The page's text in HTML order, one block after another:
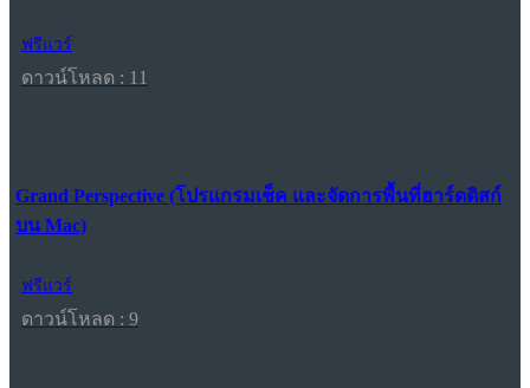
ฟรีแวร์
ดาวน์โหลด : 11
Grand Perspective (โปรแกรมเช็ค และจัดการพื้นที่ฮาร์ดดิสก์
บน Mac)
ฟรีแวร์
ดาวน์โหลด : 9